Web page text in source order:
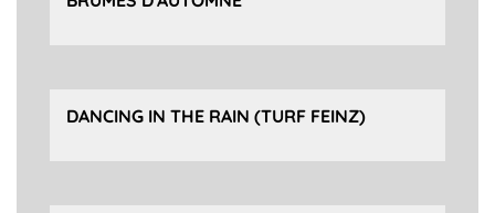
DANCING IN THE RAIN (TURF FEINZ)